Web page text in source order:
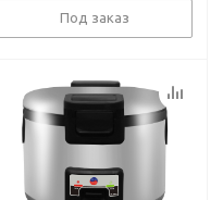
Под заказ